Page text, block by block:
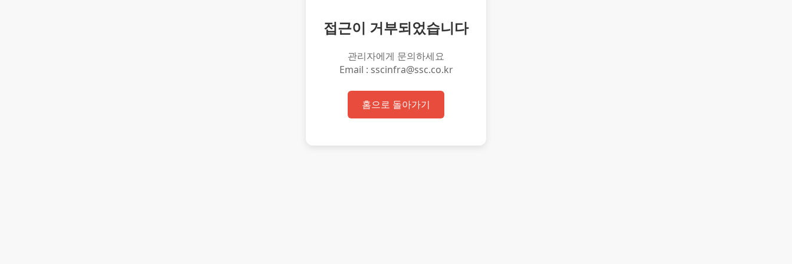
접근이 거부되었습니다
관리자에게 문의하세요
Email : sscinfra@ssc.co.kr
홈으로 돌아가기